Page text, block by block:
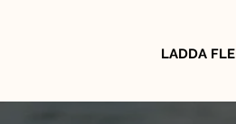
LADDA